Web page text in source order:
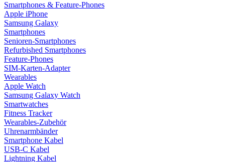
Smartphones & Feature-Phones
Apple iPhone
Samsung Galaxy
Smartphones
Senioren-Smartphones
Refurbished Smartphones
Feature-Phones
SIM-Karten-Adapter
Wearables
Apple Watch
Samsung Galaxy Watch
Smartwatches
Fitness Tracker
Wearables-Zubehör
Uhrenarmbänder
Smartphone Kabel
USB-C Kabel
Lightning Kabel